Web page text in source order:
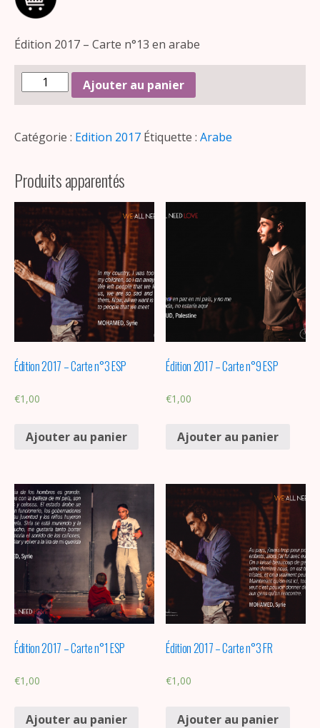
Édition 2017 – Carte n°13 en arabe
Ajouter au panier
Catégorie : Edition 2017 Étiquette : Arabe
Produits apparentés
Édition 2017 – Carte n°3 ESP
€1,00
Ajouter au panier
Édition 2017 – Carte n°9 ESP
€1,00
Ajouter au panier
Édition 2017 – Carte n°1 ESP
€1,00
Ajouter au panier
Édition 2017 – Carte n°3 FR
€1,00
Ajouter au panier